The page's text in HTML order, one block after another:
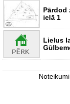
Pārdod
ielā 1
Lielus
Noteikumi